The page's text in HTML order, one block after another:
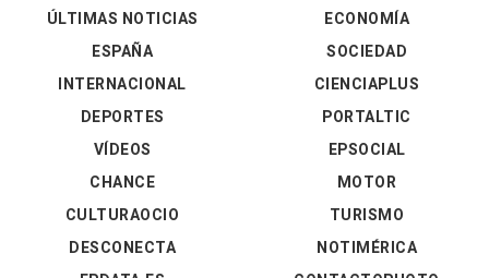
ÚLTIMAS NOTICIAS
ESPAÑA
INTERNACIONAL
DEPORTES
VÍDEOS
ECONOMÍA
SOCIEDAD
CIENCIAPLUS
PORTALTIC
EPSOCIAL
CHANCE
CULTURAOCIO
DESCONECTA
MOTOR
TURISMO
NOTIMÉRICA